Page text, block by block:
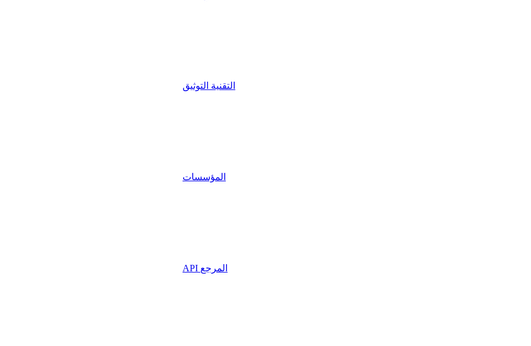
التقنية التوثيق
المؤسسات
API المرجع